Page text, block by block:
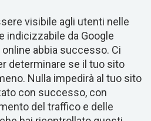
visibile agli utenti nelle
indicizzabile da Google
abbia successo. Ci
determinare se il tuo sito
Nulla impedirà al tuo sito
con successo, con
del traffico e delle